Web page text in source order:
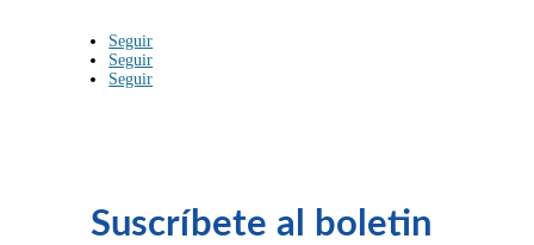
Seguir
Seguir
Seguir
Suscríbete al boletin